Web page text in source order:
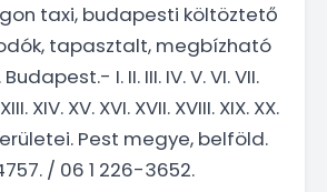
taxi, budapesti költöztető
tapasztalt, megbízható
I. II. III. IV. V. VI. VII.
XIV. XV. XVI. XVII. XVIII. XIX. XX.
kerületei. Pest megye, belföld.
/ 06 1 226-3652.